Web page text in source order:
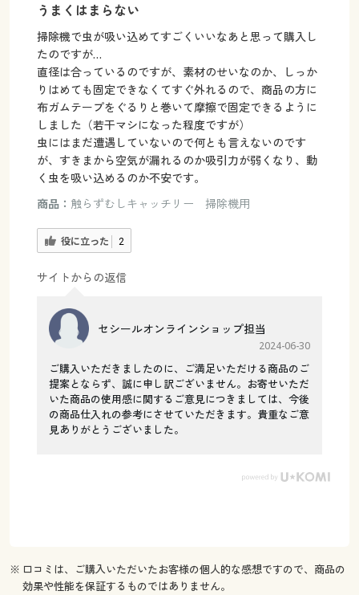
うまくはまらない
掃除機で虫が吸い込めてすごくいいなあと思って購入し
たのですが…
直径は合っているのですが、素材のせいなのか、しっか
りはめても固定できなくてすぐ外れるので、商品の方に
布ガムテープをぐるりと巻いて摩擦で固定できるように
しました（若干マシになった程度ですが）
虫にはまだ遭遇していないので何とも言えないのです
が、すきまから空気が漏れるのか吸引力が弱くなり、動
く虫を吸い込めるのか不安です。
商品： 触らずむしキャッチリー 掃除機用
役に立った 2
サイトからの返信
セシールオンラインショップ担当
2024-06-30
ご購入いただきましたのに、ご満足いただける商品のご
提案とならず、誠に申し訳ございません。お寄せいただ
いた商品の使用感に関するご意見につきましては、今後
の商品仕入れの参考にさせていただきます。貴重なご意
見ありがとうございました。
※ 口コミは、ご購入いただいたお客様の個人的な感想ですので、商品の
効果や性能を保証するものではありません。